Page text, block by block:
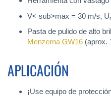
V< sub>max = 30 m/s, U
Pasta de pulido de alto
Menzerna GW16 (aprox.
APLICACIÓN
¡Use equipo de